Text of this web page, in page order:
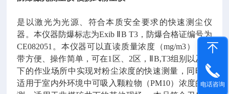
是以激光为光源、符合本质安全要求的快速测尘仪
器。本仪器防爆标志为Exib ⅡB T3，防爆合格证编号为
CE082051。本仪器可以直读质量浓度（mg/m3），携
带方便、操作简单，可在1区、2区，ⅡB,T3组别以及以
下的作业场所中实现对粉尘浓度的快速测量，同时也
适用于室内外环境中可吸入颗粒物（PM10）浓度的检电话咨询